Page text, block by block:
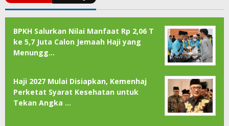
BPKH Salurkan Nilai Manfaat Rp 2,06 T
ke 5,7 Juta Calon Jemaah Haji yang
Menungg…
Haji 2027 Mulai Disiapkan, Kemenhaj
Perketat Syarat Kesehatan untuk
Tekan Angka …